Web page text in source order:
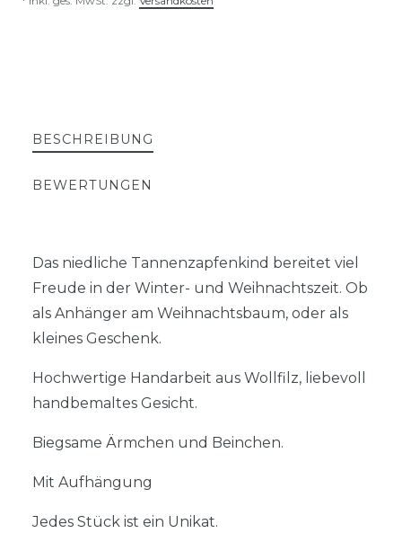
BESCHREIBUNG
BEWERTUNGEN
Das niedliche Tannenzapfenkind bereitet viel
Freude in der Winter- und Weihnachtszeit. Ob
als Anhänger am Weihnachtsbaum, oder als
kleines Geschenk.
Hochwertige Handarbeit aus Wollfilz, liebevoll
handbemaltes Gesicht.
Biegsame Ärmchen und Beinchen.
Mit Aufhängung
Jedes Stück ist ein Unikat.